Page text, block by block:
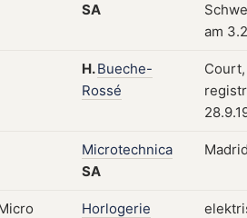
SA
am
H.Bueche-
Rossé
Microtechnica
SA
Horlogerie